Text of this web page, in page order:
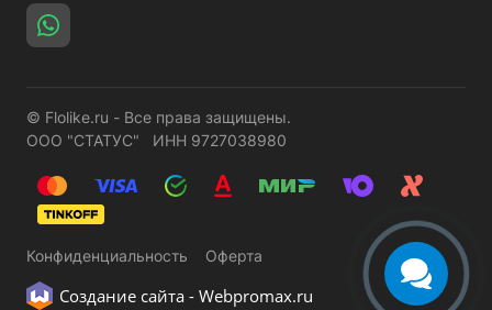
© Flolike.ru - Все права защищены.
ООО "СТАТУС" ИНН 9727038980
Конфиденциальность Оферта
Создание сайта - Webpromax.ru